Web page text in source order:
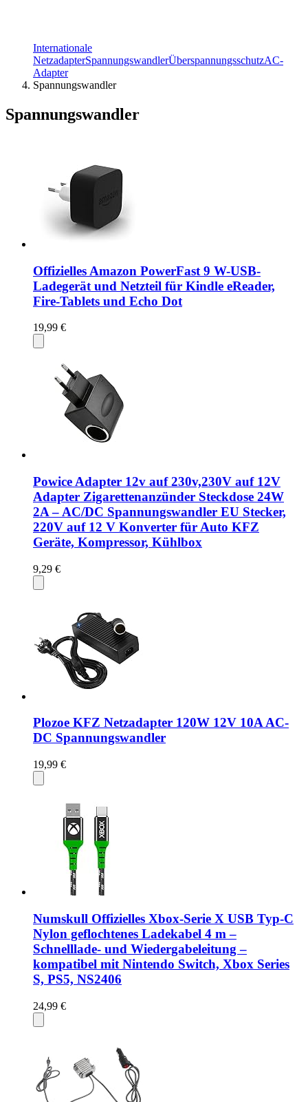
Internationale
NetzadapterSpannungswandlerÜberspannungsschutzAC-
Adapter
Spannungswandler
Spannungswandler
Offizielles Amazon PowerFast 9 W-USB-
Ladegerät und Netzteil für Kindle eReader,
Fire-Tablets und Echo Dot
19,99 €
Powice Adapter 12v auf 230v,230V auf 12V
Adapter Zigarettenanzünder Steckdose 24W
2A – AC/DC Spannungswandler EU Stecker,
220V auf 12 V Konverter für Auto KFZ
Geräte, Kompressor, Kühlbox
9,29 €
Plozoe KFZ Netzadapter 120W 12V 10A AC-
DC Spannungswandler
19,99 €
Numskull Offizielles Xbox-Serie X USB Typ-C
Nylon geflochtenes Ladekabel 4 m –
Schnelllade- und Wiedergabeleitung –
kompatibel mit Nintendo Switch, Xbox Series
S, PS5, NS2406
24,99 €